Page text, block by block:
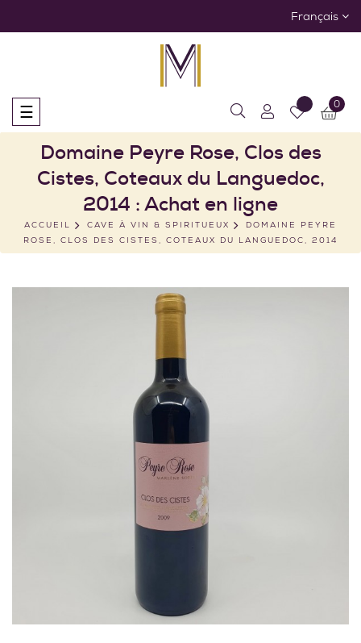
Français
Basculer
la
navigation
☰ 0
Domaine Peyre Rose, Clos des
Cistes, Coteaux du Languedoc,
2014 : Achat en ligne
ACCUEIL CAVE À VIN & SPIRITUEUX
DOMAINE PEYRE
ROSE, CLOS DES CISTES, COTEAUX DU LANGUEDOC, 2014